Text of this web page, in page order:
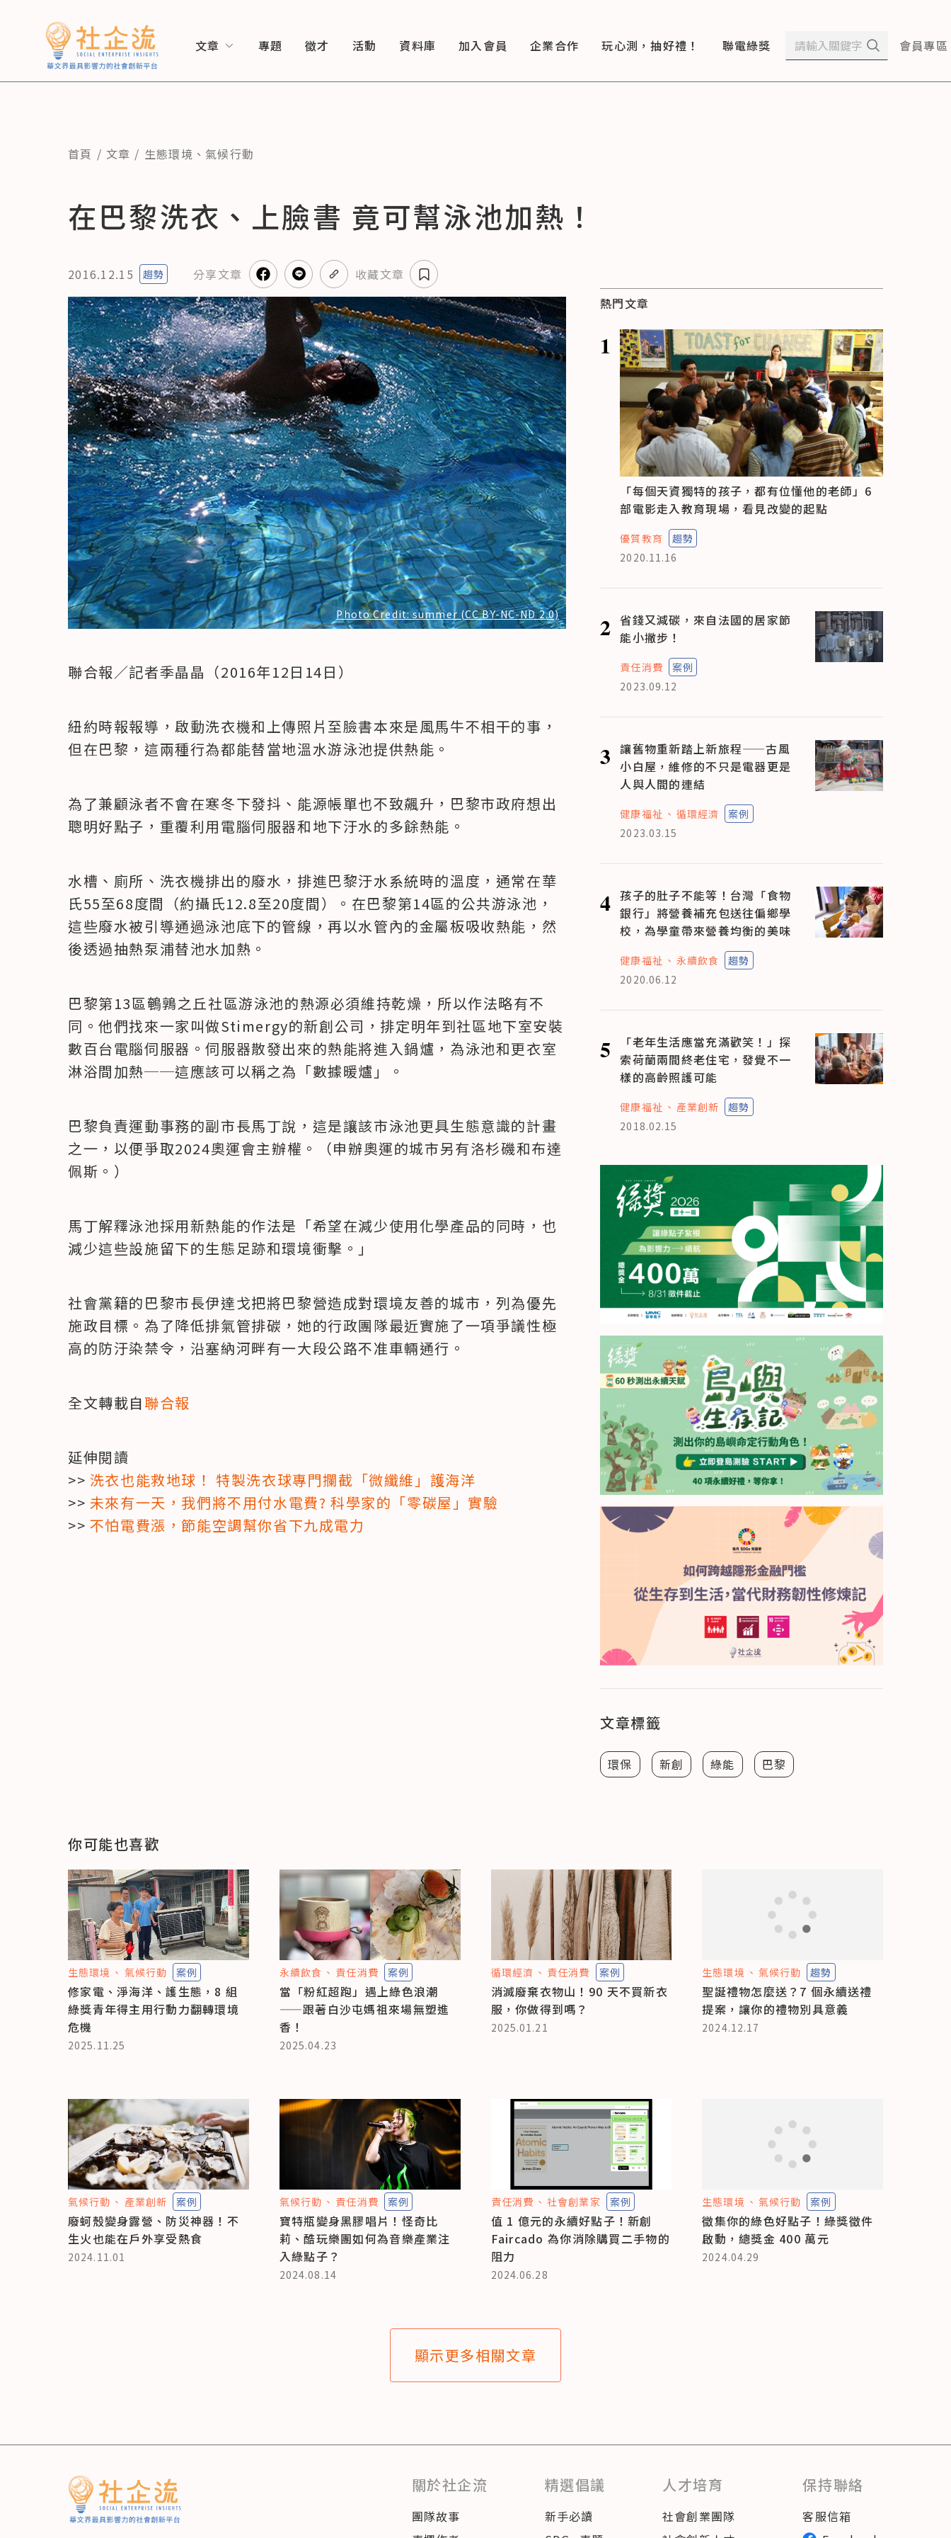
文章 專題 徵才 活動 資料庫 加入會員 企業合作 玩心測，抽好禮！ 聯電綠獎 會員專區
首頁 文章 生態環境 、 氣候行動
在巴黎洗衣、上臉書 竟可幫泳池加熱！
2016.12.15 趨勢 分享文章 收藏文章
Photo Credit: summer (CC BY-NC-ND 2.0)
聯合報／記者季晶晶（2016年12日14日）
紐約時報報導，啟動洗衣機和上傳照片至臉書本來是風馬牛不相干的事，
但在巴黎，這兩種行為都能替當地溫水游泳池提供熱能。
為了兼顧泳者不會在寒冬下發抖、能源帳單也不致飆升，巴黎市政府想出
聰明好點子，重覆利用電腦伺服器和地下汙水的多餘熱能。
水槽、廁所、洗衣機排出的廢水，排進巴黎汙水系統時的溫度，通常在華
氏55至68度間（約攝氏12.8至20度間）。在巴黎第14區的公共游泳池，
這些廢水被引導通過泳池底下的管線，再以水管內的金屬板吸收熱能，然
後透過抽熱泵浦替池水加熱。
巴黎第13區鵪鶉之丘社區游泳池的熱源必須維持乾燥，所以作法略有不
同。他們找來一家叫做Stimergy的新創公司，排定明年到社區地下室安裝
數百台電腦伺服器。伺服器散發出來的熱能將進入鍋爐，為泳池和更衣室
淋浴間加熱──這應該可以稱之為「數據暖爐」。
巴黎負責運動事務的副市長馬丁說，這是讓該市泳池更具生態意識的計畫
之一，以便爭取2024奧運會主辦權。（申辦奧運的城市另有洛杉磯和布達
佩斯。）
馬丁解釋泳池採用新熱能的作法是「希望在減少使用化學產品的同時，也
減少這些設施留下的生態足跡和環境衝擊。」
社會黨籍的巴黎市長伊達戈把將巴黎營造成對環境友善的城市，列為優先
施政目標。為了降低排氣管排碳，她的行政團隊最近實施了一項爭議性極
高的防汙染禁令，沿塞納河畔有一大段公路不准車輛通行。
全文轉載自聯合報
延伸閱讀
>> 洗衣也能救地球！ 特製洗衣球專門攔截「微纖維」護海洋
>> 未來有一天，我們將不用付水電費? 科學家的「零碳屋」實驗
>> 不怕電費漲，節能空調幫你省下九成電力
熱門文章
1
「每個天資獨特的孩子，都有位懂他的老師」6
部電影走入教育現場，看見改變的起點
優質教育
趨勢
2020.11.16
2 省錢又減碳，來自法國的居家節
能小撇步！
責任消費
案例
2023.09.12
3
讓舊物重新踏上新旅程——古風
小白屋，維修的不只是電器更是
人與人間的連結
健康福祉 循環經濟
案例
2023.03.15
4 孩子的肚子不能等！台灣「食物
銀行」將營養補充包送往偏鄉學
校，為學童帶來營養均衡的美味
健康福祉 永續飲食
趨勢
2020.06.12
5
「老年生活應當充滿歡笑！」探
索荷蘭兩間終老住宅，發覺不一
樣的高齡照護可能
健康福祉 產業創新
趨勢
2018.02.15
文章標籤
環保 新創 綠能 巴黎
你可能也喜歡
生態環境 氣候行動 案例
修家電、淨海洋、護生態，8 組
綠獎青年得主用行動力翻轉環境
危機
2025.11.25
永續飲食 責任消費 案例
當「粉紅超跑」遇上綠色浪潮
——跟著白沙屯媽祖來場無塑進
香！
2025.04.23
循環經濟 責任消費 案例
消滅廢棄衣物山！90 天不買新衣
服，你做得到嗎？
2025.01.21
生態環境 氣候行動 趨勢
聖誕禮物怎麼送？7 個永續送禮
提案，讓你的禮物別具意義
2024.12.17
氣候行動 產業創新 案例
廢蚵殼變身露營、防災神器！不
生火也能在戶外享受熱食
2024.11.01
氣候行動 責任消費 案例
寶特瓶變身黑膠唱片！怪奇比
莉、酷玩樂團如何為音樂產業注
入綠點子？
2024.08.14
責任消費 社會創業家 案例
值 1 億元的永續好點子！新創
Faircado 為你消除購買二手物的
阻力
2024.06.28
生態環境 氣候行動 案例
徵集你的綠色好點子！綠獎徵件
啟動，總獎金 400 萬元
2024.04.29
顯示更多相關文章
關於社企流
團隊故事
精選倡議
新手必讀
人才培育
社會創業團隊
保持聯絡
客服信箱